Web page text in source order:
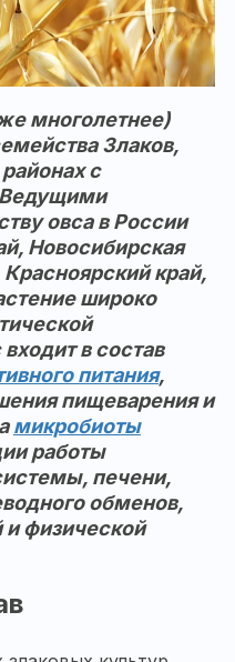
многолетнее)
Злаков,
с
овса в России
Новосибирская
край,
широко
в состав
питания,
пищеварения и
микробиоты
работы
печени,
обменов,
физической